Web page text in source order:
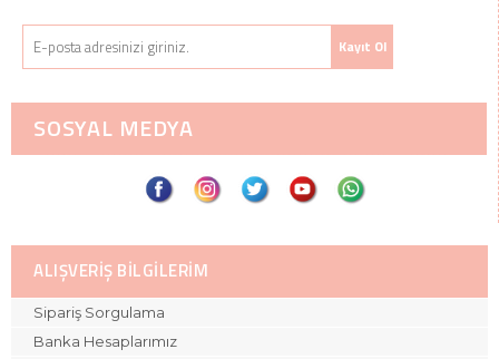
SOSYAL MEDYA
ALIŞVERIŞ BILGILERIM
Sipariş Sorgulama
Banka Hesaplarımız